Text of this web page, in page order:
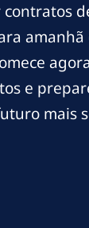
amanhã
e
mais